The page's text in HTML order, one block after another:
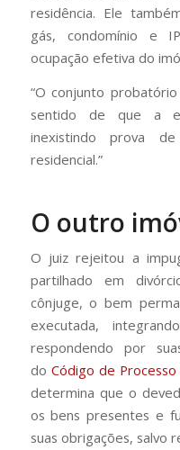
residência. Ele
gás, condomínio e
ocupação efetiva do
“O conjunto
sentido de que a
inexistindo prova
residencial.”
O outro
O juiz rejeitou a
partilhado em
cônjuge, o bem
executada,
respondendo por
do Código de Processo
determina que o
os bens presentes e
suas obrigações, salvo